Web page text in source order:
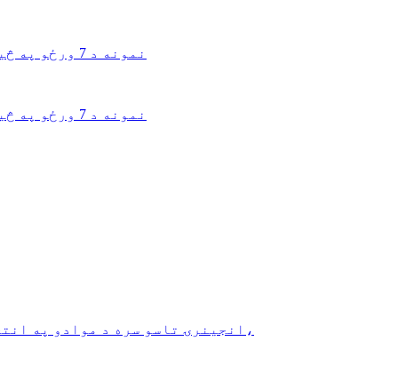
وړیا DFM فیډبیک او مشاور د مسلکي محصول ډیزاین اصلاح کول د مولډ فلو، میخانیکي سمولیشن T1 نمونه د 7 ورځو په څیر لږ
وړیا DFM فیډبیک او مشاور د مسلکي محصول ډیزاین اصلاح کول د مولډ فلو، میخانیکي سمولیشن T1 نمونه د 7 ورځو په څیر لږ
FCE د جوړ شوي شیټ فلزي محصولاتو ډیزاین، پراختیا او تولید خدمت چمتو کوي. د FCE انجینرۍ تاسو سره د موادو په انتخاب کې مرسته کوي،